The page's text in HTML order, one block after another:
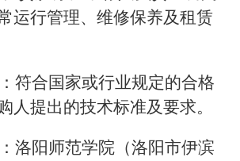
运行管理、维修保养及租赁
符合国家或行业规定的合格
人提出的技术标准及要求。
洛阳师范学院（洛阳市伊滨